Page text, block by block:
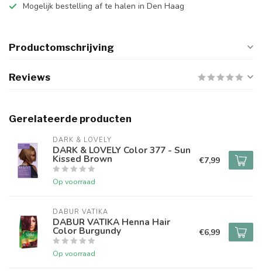
Mogelijk bestelling af te halen in Den Haag
Productomschrijving
Reviews
Gerelateerde producten
DARK & LOVELY
DARK & LOVELY Color 377 - Sun
Kissed Brown
Op voorraad
€7,99
DABUR VATIKA
DABUR VATIKA Henna Hair
Color Burgundy
Op voorraad
€6,99